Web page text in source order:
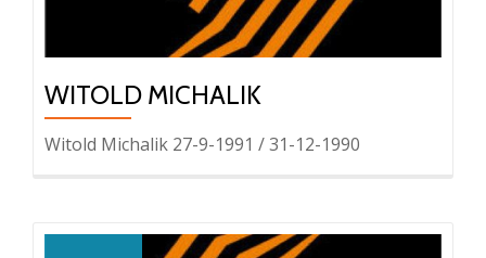
WITOLD MICHALIK
Witold Michalik 27-9-1991 / 31-12-1990